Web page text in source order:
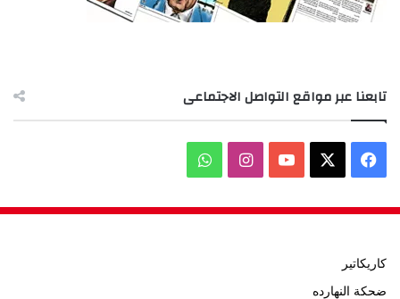
تابعنا عبر مواقع التواصل الاجتماعى
فيسبوك ‫YouTubeانستقرامواتساب
كاريكاتير
ضحكة النهارده